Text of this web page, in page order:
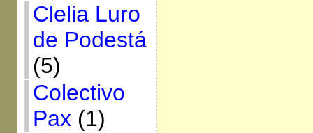
Clelia Luro
de Podestá
(5)
Colectivo
Pax (1)